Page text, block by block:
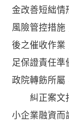
金改善短絀情
風險管控措施
後之催收作業
足保證責任準
政院轉飭所屬
糾正案文指
小企業融資而